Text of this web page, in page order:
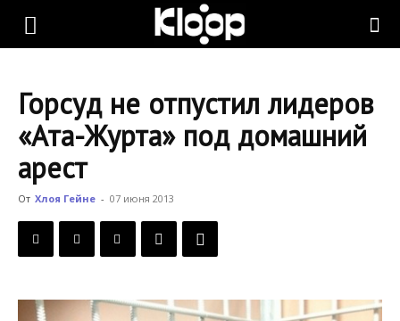
KLOOP.KG
Новости
Кыргызстана
Горсуд не отпустил лидеров
«Ата-Журта» под домашний
арест
От Хлоя Гейне - 07 июня 2013